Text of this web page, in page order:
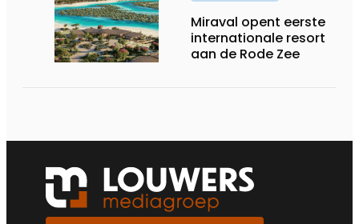
Miraval opent eerste
internationale resort
aan de Rode Zee